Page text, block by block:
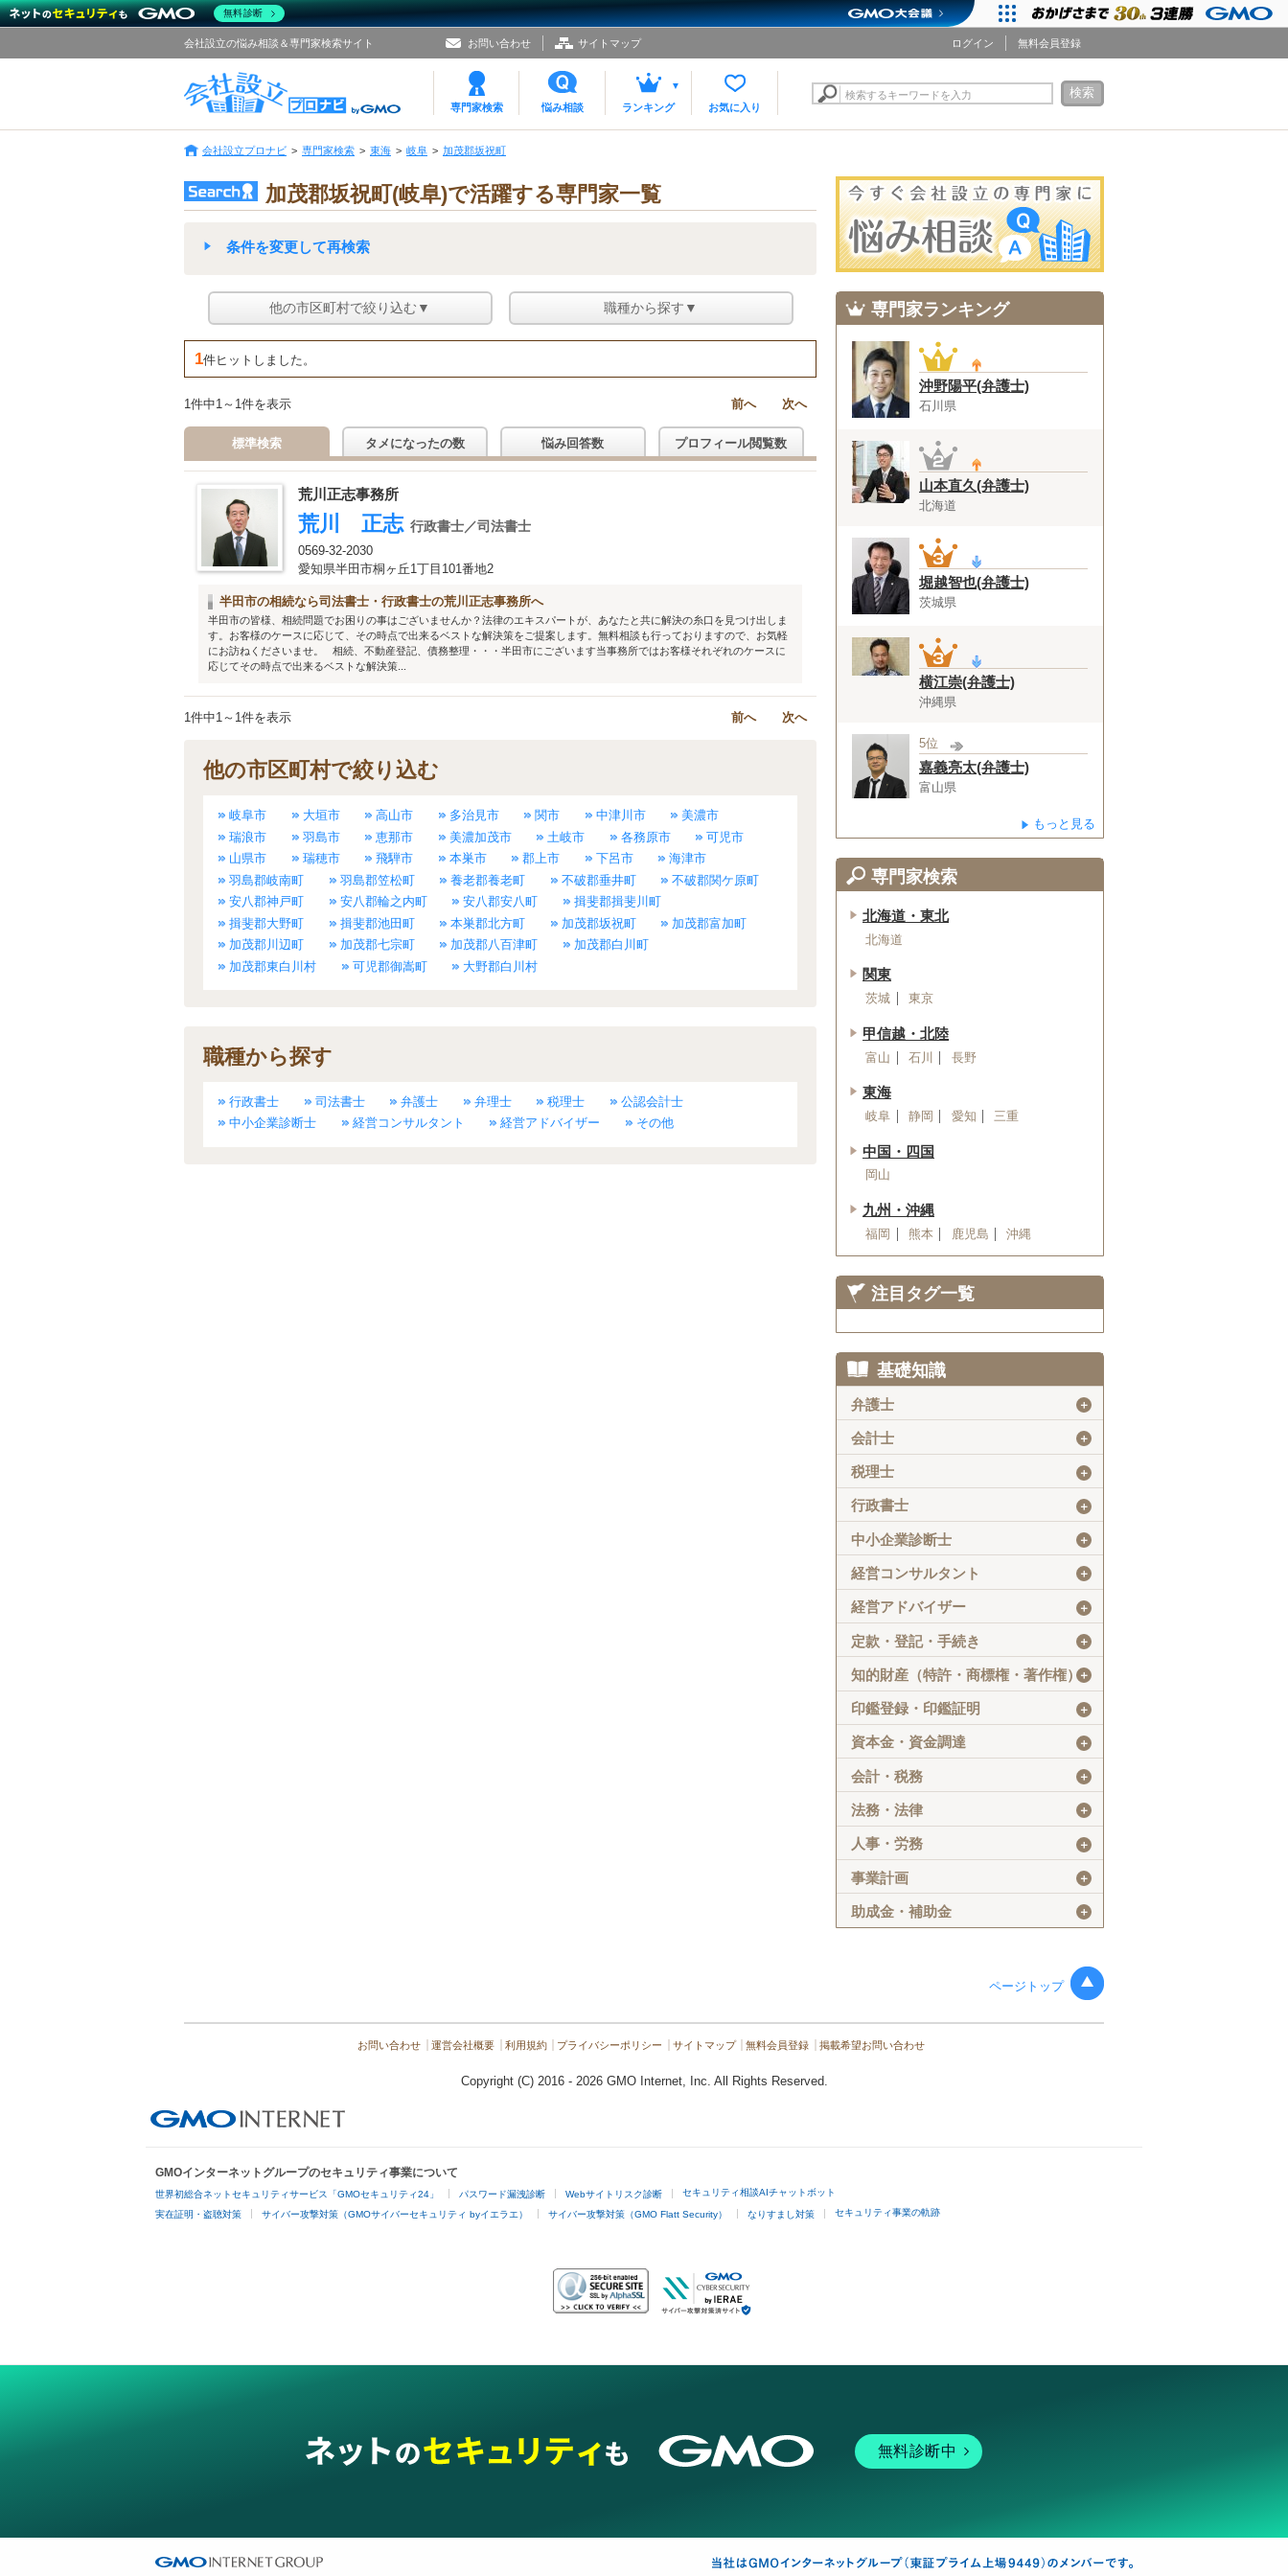
お問い合わせ サイトマップ ログイン 無料会員登録
会社設立の悩み相談＆専門家検索サイト
専門家検索 悩み相談 ランキング お気に入り
検索するキーワードを入力 検索
会社設立プロナビ 専門家検索 東海 岐阜 加茂郡坂祝町
加茂郡坂祝町(岐阜)で活躍する専門家一覧
条件を変更して再検索
他の市区町村で絞り込む▼ 職種から探す▼
1件ヒットしました。
1件中1～1件を表示 前へ 次へ
標準検索 タメになったの数 悩み回答数 プロフィール閲覧数
荒川正志事務所
荒川 正志 行政書士／司法書士
0569-32-2030
愛知県半田市桐ヶ丘1丁目101番地2
半田市の相続なら司法書士・行政書士の荒川正志事務所へ
半田市の皆様、相続問題でお困りの事はございませんか？法律のエキスパートが、あなたと共に解決の糸口を見つけ出しま
す。お客様のケースに応じて、その時点で出来るベストな解決策をご提案します。無料相談も行っておりますので、お気軽
にお訪ねくださいませ。 相続、不動産登記、債務整理・・・半田市にございます当事務所ではお客様それぞれのケースに
応じてその時点で出来るベストな解決策...
1件中1～1件を表示 前へ 次へ
他の市区町村で絞り込む
岐阜市 大垣市 高山市 多治見市 関市 中津川市
美濃市
瑞浪市
羽島市 恵那市 美濃加茂市 土岐市 各務原市
可児市
山県市
瑞穂市 飛騨市 本巣市 郡上市 下呂市
海津市
羽島郡岐南町
羽島郡笠松町 養老郡養老町 不破郡垂井町
不破郡関ケ原町
安八郡神戸町
安八郡輪之内町 安八郡安八町
揖斐郡揖斐川町
揖斐郡大野町
揖斐郡池田町 本巣郡北方町 加茂郡坂祝町
加茂郡富加町
加茂郡川辺町
加茂郡七宗町 加茂郡八百津町
加茂郡白川町
加茂郡東白川村
可児郡御嵩町 大野郡白川村
職種から探す
行政書士 司法書士 弁護士 弁理士 税理士
公認会計士
中小企業診断士
経営コンサルタント 経営アドバイザー その他
専門家ランキング
沖野陽平(弁護士)
石川県
山本直久(弁護士)
北海道
堀越智也(弁護士)
茨城県
横江崇(弁護士)
沖縄県
5位
嘉義亮太(弁護士)
富山県
もっと見る
専門家検索
北海道・東北
北海道
関東
茨城 東京
甲信越・北陸
富山 石川 長野
東海
岐阜 静岡 愛知 三重
中国・四国
岡山
九州・沖縄
福岡 熊本 鹿児島 沖縄
注目タグ一覧
基礎知識
弁護士 ＋
会計士 ＋
税理士 ＋
行政書士 ＋
中小企業診断士 ＋
経営コンサルタント ＋
経営アドバイザー ＋
定款・登記・手続き ＋
知的財産（特許・商標権・著作権）＋
印鑑登録・印鑑証明 ＋
資本金・資金調達 ＋
会計・税務 ＋
法務・法律 ＋
人事・労務 ＋
事業計画 ＋
助成金・補助金 ＋
ページトップ
お問い合わせ 運営会社概要 利用規約 プライバシーポリシー サイトマップ 無料会員登録 掲載希望お問い合わせ
Copyright (C) 2016 - 2026 GMO Internet, Inc. All Rights Reserved.
GMOインターネットグループのセキュリティ事業について
世界初総合ネットセキュリティサービス「GMOセキュリティ24」 パスワード漏洩診断 Webサイトリスク診断 セキュリティ相談AIチャットボット
実在証明・盗聴対策 サイバー攻撃対策（GMOサイバーセキュリティ byイエラエ） サイバー攻撃対策（GMO Flatt Security） なりすまし対策 セキュリティ事業の軌跡
無料診断中
無料診断